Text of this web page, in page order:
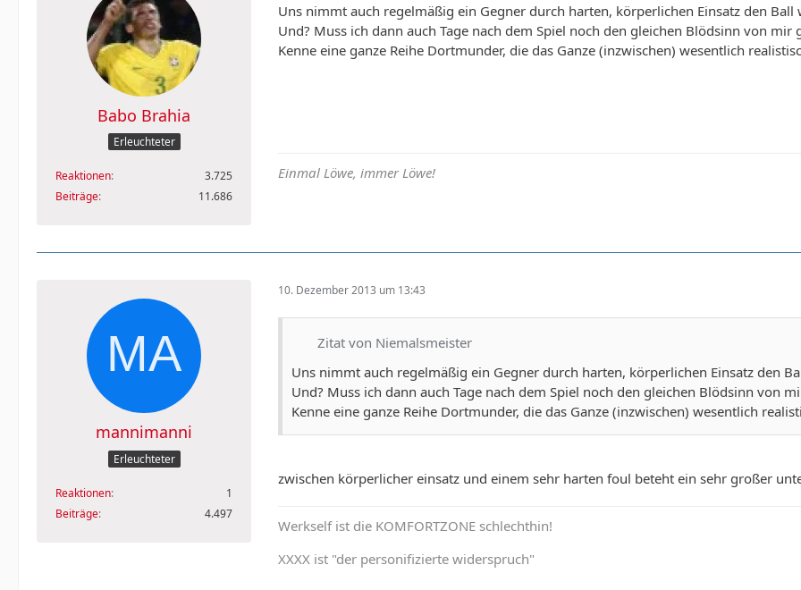
Babo Brahia
Erleuchteter
Reaktionen
3.725
Beiträge
11.686
Uns nimmt auch regelmäßig ein Gegner durch harten, körperlichen Einsatz den Ball
Und? Muss ich dann auch Tage nach dem Spiel noch den gleichen Blödsinn von
Kenne eine ganze Reihe Dortmunder, die das Ganze (inzwischen) wesentlich
Einmal Löwe, immer Löwe!
mannimanni
Erleuchteter
Reaktionen
1
Beiträge
4.497
10. Dezember 2013 um 13:43
Zitat von Niemalsmeister
Uns nimmt auch regelmäßig ein Gegner durch harten, körperlichen Einsatz den
Und? Muss ich dann auch Tage nach dem Spiel noch den gleichen Blödsinn von
Kenne eine ganze Reihe Dortmunder, die das Ganze (inzwischen) wesentlich
zwischen körperlicher einsatz und einem sehr harten foul beteht ein sehr großer
Werkself ist die KOMFORTZONE schlechthin!
XXXX ist "der personifizierte widerspruch"